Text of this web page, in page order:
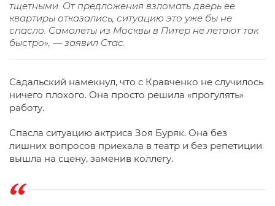
тщетными. От предложения взломать дверь ее
квартиры отказались, ситуацию это уже бы не
спасло. Самолеты из Москвы в Питер не летают так
быстро», — заявил Стас.
Садальский намекнул, что с Кравченко не случилось
ничего плохого. Она просто решила «прогулять»
работу.
Спасла ситуацию актриса Зоя Буряк. Она без
лишних вопросов приехала в театр и без репетиции
вышла на сцену, заменив коллегу.